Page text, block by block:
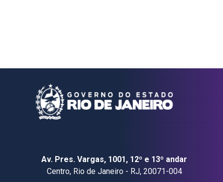
Av. Pres. Vargas, 1001, 12º e 13º andar
Centro, Rio de Janeiro - RJ, 20071-004